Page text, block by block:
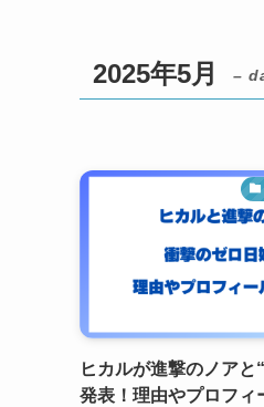
2025年5月 –
ヒカルが進撃のノアと
発表！理由やプロフィ